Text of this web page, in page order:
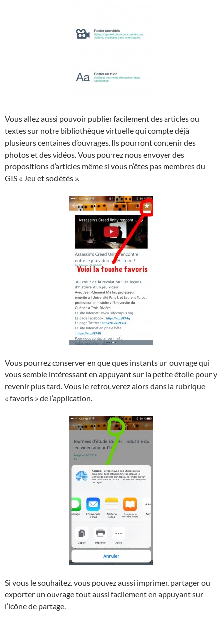
Vous allez aussi pouvoir publier facilement des articles ou
textes sur notre bibliothèque virtuelle qui compte déjà
plusieurs centaines d’ouvrages. Ils pourront contenir des
photos et des vidéos. Vous pourrez nous envoyer des
propositions d’articles même si vous n’êtes pas membres du
GIS « Jeu et sociétés ».
Vous pourrez conserver en quelques instants un ouvrage qui
vous semble intéressant en appuyant sur la petite étoile pour y
revenir plus tard. Vous le retrouverez alors dans la rubrique
« favoris » de l’application.
Si vous le souhaitez, vous pouvez aussi imprimer, partager ou
exporter un ouvrage tout aussi facilement en appuyant sur
l’icône de partage.